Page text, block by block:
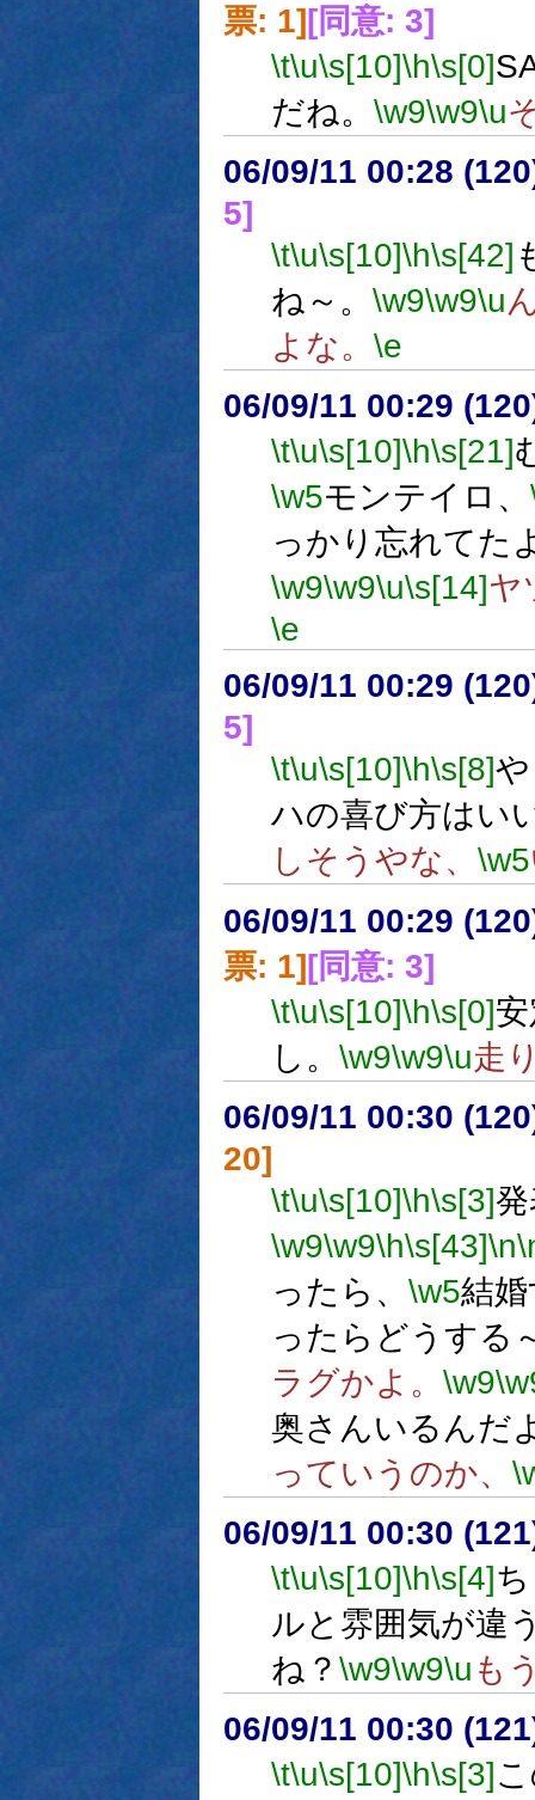
票: 1][同意: 3]
\t\u\s[10]\h\s[0]
だね。 \w9\w9\u
06/09/11 00:28
5]
\t\u\s[10]\h\s[42]
ね～。 \w9\w9\u
よな。 \e
06/09/11 00:29
\t\u\s[10]\h\s[21]
\w5モンテイロ、
っかり忘れてた
\w9\w9\u\s[14]ヤ
\e
06/09/11 00:29
5]
\t\u\s[10]\h\s[8]
ハの喜び方はい
しそうやな、 \w5
06/09/11 00:29
票: 1][同意: 3]
\t\u\s[10]\h\s[0]
し。 \w9\w9\u走
06/09/11 00:30
20]
\t\u\s[10]\h\s[3]
\w9\w9\h\s[43]\n
ったら、 \w5結
ったらどうする
ラグかよ。 \w9
奥さんいるんだ
っていうのか、
06/09/11 00:30
\t\u\s[10]\h\s[4]
ルと雰囲気が違
ね？ \w9\w9\u も
06/09/11 00:30
\t\u\s[10]\h\s[3]